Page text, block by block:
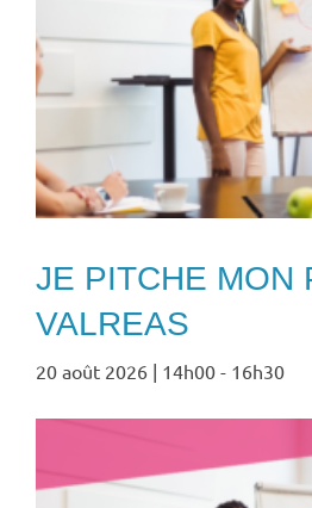
JE PITCHE MON
VALREAS
20 août 2026 | 14h00 - 16h30